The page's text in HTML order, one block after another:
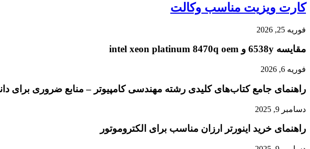
کارت ویزیت مناسب وکالت
فوریه 25, 2026
مقایسه 6538y و intel xeon platinum 8470q oem
فوریه 6, 2026
راهنمای جامع کتاب‌های کلیدی رشته مهندسی کامپیوتر – منابع ضروری برای
دسامبر 9, 2025
راهنمای خرید اینورتر ارزان مناسب برای الکتروموتور